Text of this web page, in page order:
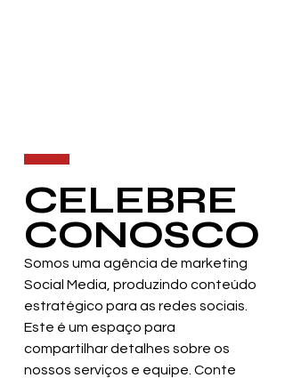
CELEBRE
CONOSCO
Somos uma agência de marketing
Social Media, produzindo conteúdo
estratégico para as redes sociais.
Este é um espaço para
compartilhar detalhes sobre os
nossos serviços e equipe. Conte